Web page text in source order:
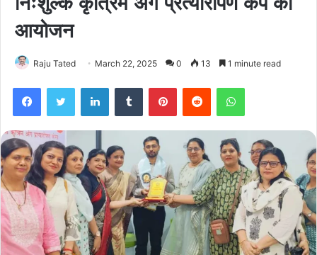
आयोजन
Raju Tated March 22, 2025 0 13 1 minute read
FacebookTwitter LinkedInTumblr PinterestReddit WhatsApp